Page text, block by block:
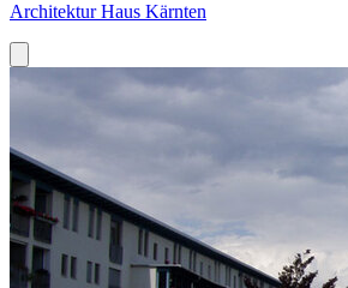
Architektur Haus Kärnten